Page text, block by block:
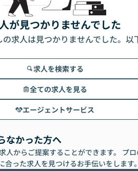
が見つかりませんでした
求人は見つかりませんでした。以
求人を検索する
全ての求人を見る
エージェントサービス
なかった方へ
人からご提案することができます。 プ
った求人を見つけるお手伝いをします。